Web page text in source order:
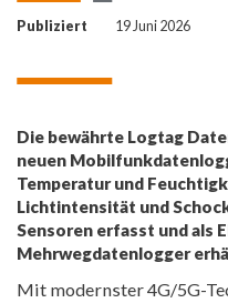
Publiziert 19 Juni 2026
Die bewährte Logtag
neuen
Temperatur und
Lichtintensität und
Sensoren erfasst und als
Mehrwegdatenlogger
Mit modernster 4G/5G-